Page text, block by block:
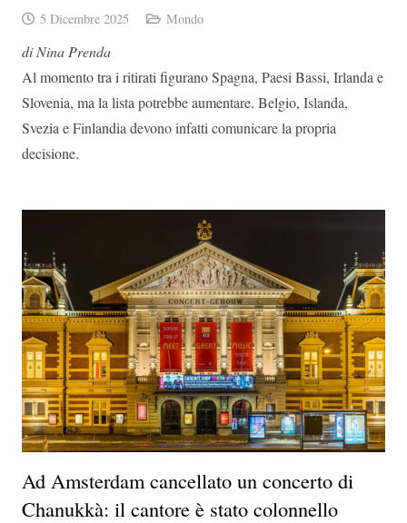
5 Dicembre 2025 Mondo
di Nina Prenda
Al momento tra i ritirati figurano Spagna, Paesi Bassi, Irlanda e
Slovenia, ma la lista potrebbe aumentare. Belgio, Islanda,
Svezia e Finlandia devono infatti comunicare la propria
decisione.
Ad Amsterdam cancellato un concerto di
Chanukkà: il cantore è stato colonnello